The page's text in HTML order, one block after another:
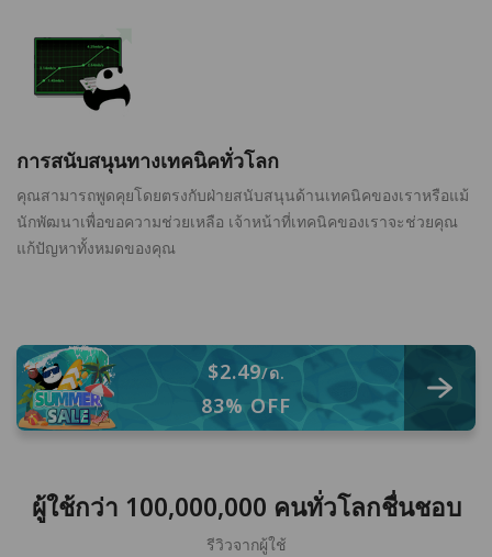
การสนับสนุนทางเทคนิคทั่วโลก
คุณสามารถพูดคุยโดยตรงกับฝ่ายสนับสนุนด้านเทคนิคของเราหรือแม้
นักพัฒนาเพื่อขอความช่วยเหลือ เจ้าหน้าที่เทคนิคของเราจะช่วยคุณ
แก้ปัญหาทั้งหมดของคุณ
$2.49/ด.
83% OFF
ผู้ใช้กว่า 100,000,000 คนทั่วโลกชื่นชอบ
รีวิวจากผู้ใช้